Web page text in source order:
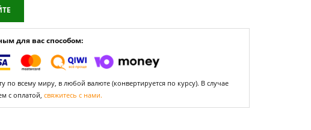
для вас способом:
всему миру, в любой валюте (конвертируется по курсу). В случае
с оплатой, свяжитесь с нами.